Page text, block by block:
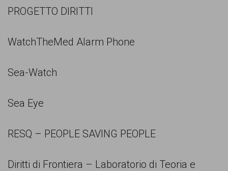
PROGETTO DIRITTI
WatchTheMed Alarm Phone
Sea-Watch
Sea Eye
RESQ – PEOPLE SAVING PEOPLE
Diritti di Frontiera – Laboratorio di Teoria e